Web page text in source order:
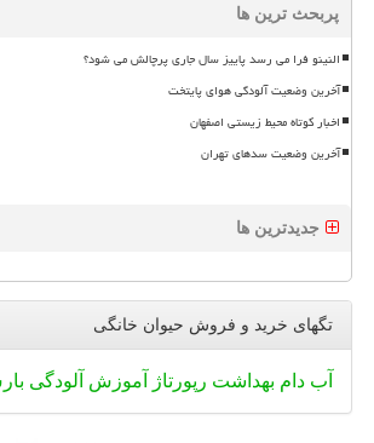
پربحث ترین ها
النینو فرا می رسد پاییز سال جاری پرچالش می شود؟
آخرین وضعیت آلودگی هوای پایتخت
اخبار کوتاه محیط زیستی اصفهان
آخرین وضعیت سدهای تهران
جدیدترین ها
تگهای خرید و فروش حیوان خانگی
آب دام بهداشت رپورتاژ آموزش آلودگی